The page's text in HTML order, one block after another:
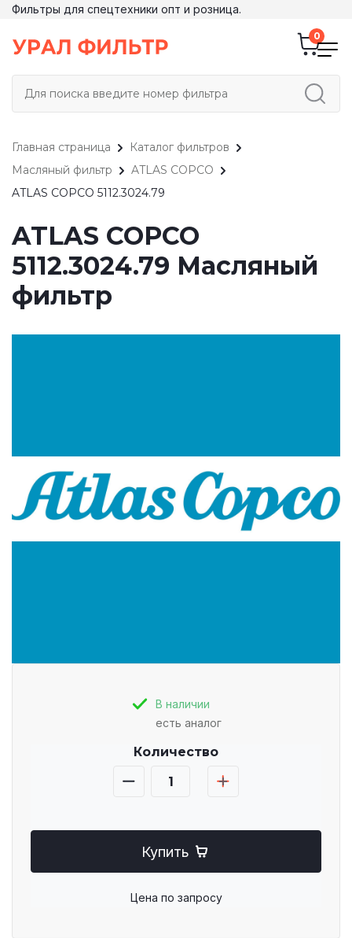
Фильтры для спецтехники опт и розница.
Главная страница
Каталог фильтров
Масляный фильтр
ATLAS COPCO
ATLAS COPCO 5112.3024.79
ATLAS COPCO
5112.3024.79 Масляный
фильтр
В наличии
есть аналог
Количество
Купить
Цена по запросу